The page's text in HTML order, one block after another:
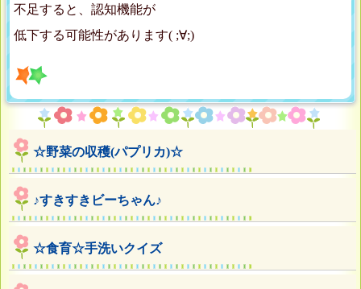
不足すると、認知機能が
低下する可能性があります( ;∀;)
☆野菜の収穫(パプリカ)☆
♪すきすきビーちゃん♪
☆食育☆手洗いクイズ